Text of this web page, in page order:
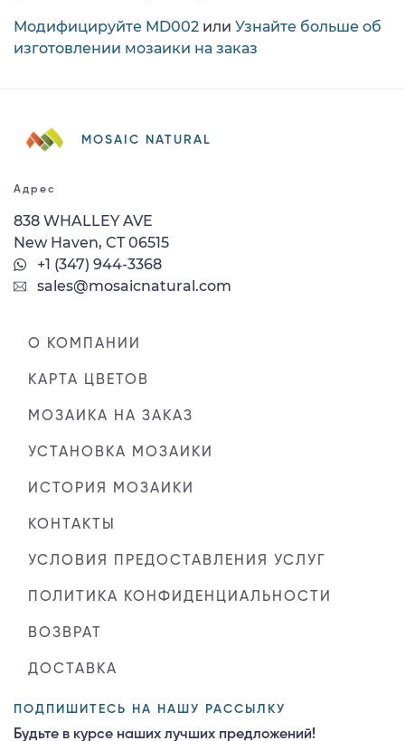
Модифицируйте MD002 или Узнайте больше об
изготовлении мозаики на заказ
MOSAIC NATURAL
Адрес
838 WHALLEY AVE
New Haven, CT 06515
+1 (347) 944-3368
sales@mosaicnatural.com
О КОМПАНИИ
КАРТА ЦВЕТОВ
МОЗАИКА НА ЗАКАЗ
УСТАНОВКА МОЗАИКИ
ИСТОРИЯ МОЗАИКИ
КОНТАКТЫ
УСЛОВИЯ ПРЕДОСТАВЛЕНИЯ УСЛУГ
ПОЛИТИКА КОНФИДЕНЦИАЛЬНОСТИ
ВОЗВРАТ
ДОСТАВКА
ПОДПИШИТЕСЬ НА НАШУ РАССЫЛКУ
Будьте в курсе наших лучших предложений!